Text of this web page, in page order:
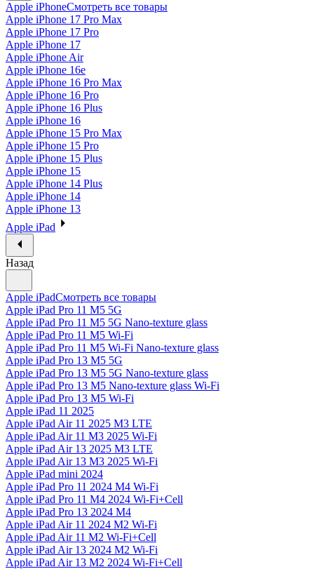
Apple iPhoneСмотреть все товары
Apple iPhone 17 Pro Max
Apple iPhone 17 Pro
Apple iPhone 17
Apple iPhone Air
Apple iPhone 16e
Apple iPhone 16 Pro Max
Apple iPhone 16 Pro
Apple iPhone 16 Plus
Apple iPhone 16
Apple iPhone 15 Pro Max
Apple iPhone 15 Pro
Apple iPhone 15 Plus
Apple iPhone 15
Apple iPhone 14 Plus
Apple iPhone 14
Apple iPhone 13
Apple iPad
Назад
Apple iPadСмотреть все товары
Apple iPad Pro 11 M5 5G
Apple iPad Pro 11 M5 5G Nano-texture glass
Apple iPad Pro 11 M5 Wi-Fi
Apple iPad Pro 11 M5 Wi-Fi Nano-texture glass
Apple iPad Pro 13 M5 5G
Apple iPad Pro 13 M5 5G Nano-texture glass
Apple iPad Pro 13 M5 Nano-texture glass Wi-Fi
Apple iPad Pro 13 M5 Wi-Fi
Apple iPad 11 2025
Apple iPad Air 11 2025 M3 LTE
Apple iPad Air 11 M3 2025 Wi-Fi
Apple iPad Air 13 2025 M3 LTE
Apple iPad Air 13 M3 2025 Wi-Fi
Apple iPad mini 2024
Apple iPad Pro 11 2024 M4 Wi-Fi
Apple iPad Pro 11 M4 2024 Wi-Fi+Cell
Apple iPad Pro 13 2024 M4
Apple iPad Air 11 2024 M2 Wi-Fi
Apple iPad Air 11 M2 Wi-Fi+Cell
Apple iPad Air 13 2024 M2 Wi-Fi
Apple iPad Air 13 M2 2024 Wi-Fi+Cell